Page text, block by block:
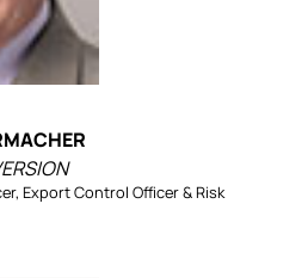
Export Control Officer & Risk